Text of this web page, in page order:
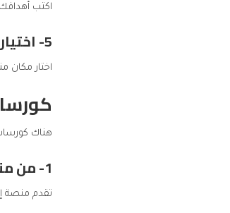
اكتب
5- اختيار بيئة مناسبة
اختار مكان
هناك
1- من منصة إدراك – كورس مهارات النجاح وتطوير الذات
تقدم منصة